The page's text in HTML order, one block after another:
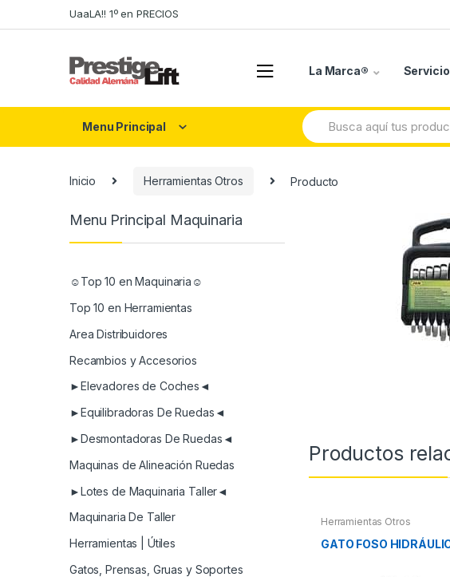
to
to
UaaLA!! 1º en PRECIOS
La Marca®
Menu Principal
Search
for:
Inicio Herramientas Otros Producto
Productos
Herramientas Otros
GATO FOSO
Menu Principal Maquinaria
☺Top 10 en Maquinaria☺
Top 10 en Herramientas
Area Distribuidores
Recambios y Accesorios
►Elevadores de Coches◄
►Equilibradoras De Ruedas◄
►Desmontadoras De Ruedas◄
Maquinas de Alineación Ruedas
►Lotes de Maquinaria Taller◄
Maquinaria De Taller
Herramientas | Útiles
Gatos, Prensas, Gruas y Soportes